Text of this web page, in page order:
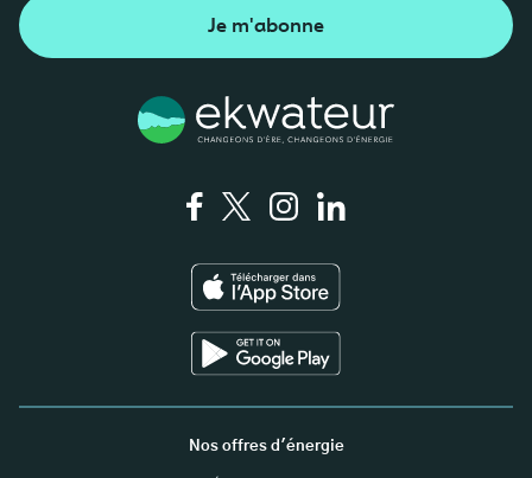
Je m'abonne
Nos offres d'énergie